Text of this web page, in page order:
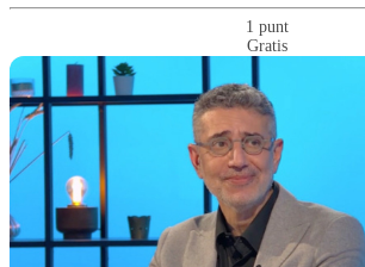
1 punt
Gratis